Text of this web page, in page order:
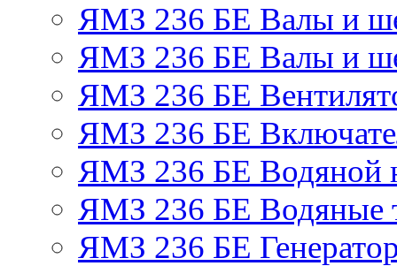
ЯМЗ 236 БЕ Валы и
ЯМЗ 236 БЕ Валы и
ЯМЗ 236 БЕ
ЯМЗ 236 БЕ
ЯМЗ 236 БЕ Водяной
ЯМЗ 236 БЕ Водяные
ЯМЗ 236 БЕ